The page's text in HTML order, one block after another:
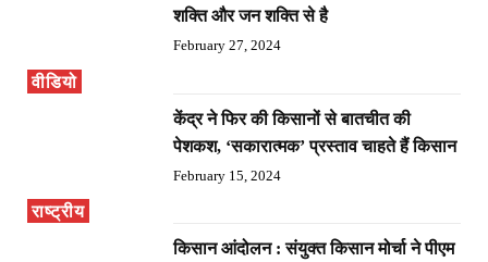
वीडियो
शक्ति और जन शक्ति से है
February 27, 2024
राष्ट्रीय
केंद्र ने फिर की किसानों से बातचीत की
पेशकश, ‘सकारात्मक’ प्रस्ताव चाहते हैं किसान
February 15, 2024
किसान आंदोलन : संयुक्त किसान मोर्चा ने पीएम